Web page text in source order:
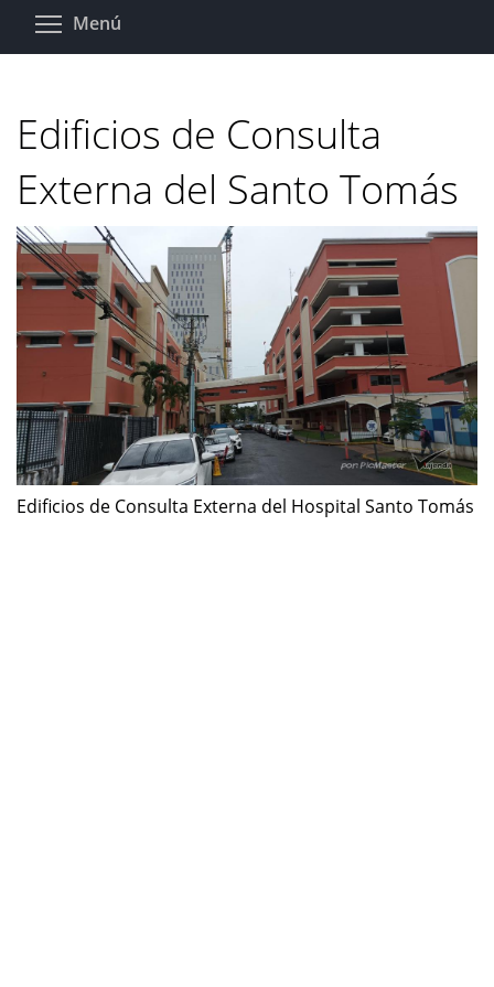
Pasar
Menú
Edificios de Consulta
Externa del Santo Tomás
Edificios de Consulta Externa del Hospital Santo Tomás